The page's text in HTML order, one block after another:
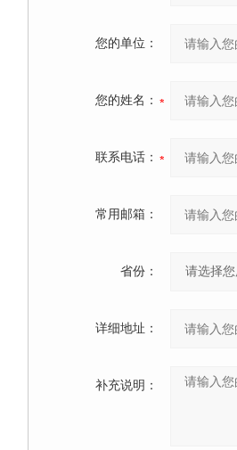
您的单位：
您的姓名：
联系电话：
常用邮箱：
省份：
详细地址：
补充说明：